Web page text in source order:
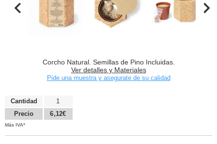
Corcho Natural. Semillas de Pino Incluidas.
Ver detalles y Materiales
Pide una muestra y asegurate de su calidad
Cantidad
Precio
1
6,12€
Más IVA*